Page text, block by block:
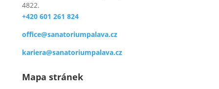
4822.
+420 601 261 824
office@sanatoriumpalava.cz
kariera@sanatoriumpalava.cz
Mapa stránek